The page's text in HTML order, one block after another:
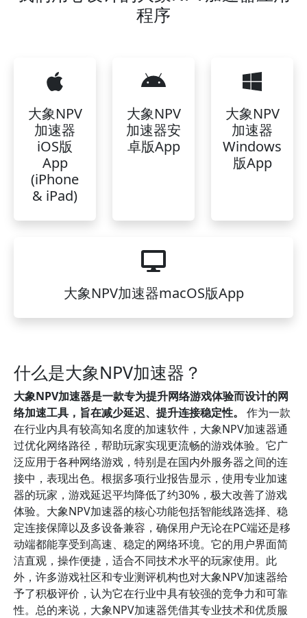
程序
大象NPV
加速器
iOS版
App
(iPhone
& iPad)
大象NPV
加速器安
卓版App
大象NPV
加速器
Windows
版App
大象NPV加速器macOS版App
什么是大象NPV加速器？
大象NPV加速器是一款专为提升网络游戏体验而设计的网
络加速工具，旨在减少延迟、提升连接稳定性。
作为一款
在行业内具有较高知名度的加速软件，大象NPV加速器通
过优化网络路径，帮助玩家实现更流畅的游戏体验。它广
泛应用于各种网络游戏，特别是在国内外服务器之间的连
接中，表现出色。根据多项行业报告显示，使用专业加速
器的玩家，游戏延迟平均降低了约30%，极大改善了游戏
体验。大象NPV加速器的核心功能包括智能线路选择、稳
定连接保障以及多设备兼容，确保用户无论在PC端还是移
动端都能享受到高速、稳定的网络环境。它的用户界面简
洁直观，操作便捷，适合不同技术水平的玩家使用。此
外，许多游戏社区和专业测评机构也对大象NPV加速器给
予了积极评价，认为它在行业中具有较强的竞争力和可靠
性。总的来说，大象NPV加速器凭借其专业技术和优质服